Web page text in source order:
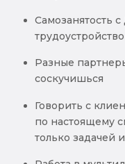
Самозанятость
Разные
соскучишься
Говорить с
по настоящему
только задачей